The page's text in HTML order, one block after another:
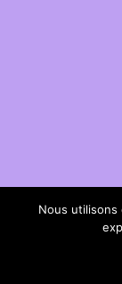
Nous utilisons